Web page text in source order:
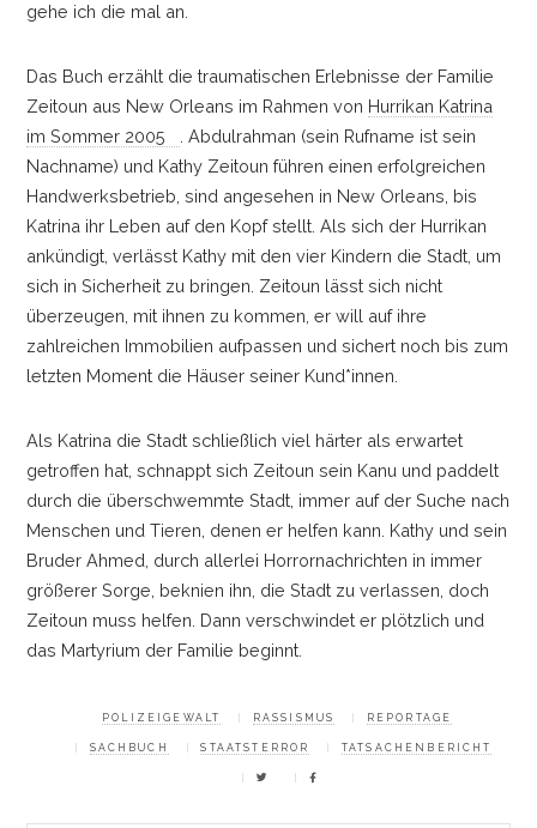
gehe ich die mal an.
Das Buch erzählt die traumatischen Erlebnisse der Familie
Zeitoun aus New Orleans im Rahmen von Hurrikan Katrina
im Sommer 2005
. Abdulrahman (sein Rufname ist sein
Nachname) und Kathy Zeitoun führen einen erfolgreichen
Handwerksbetrieb, sind angesehen in New Orleans, bis
Katrina ihr Leben auf den Kopf stellt. Als sich der Hurrikan
ankündigt, verlässt Kathy mit den vier Kindern die Stadt, um
sich in Sicherheit zu bringen. Zeitoun lässt sich nicht
überzeugen, mit ihnen zu kommen, er will auf ihre
zahlreichen Immobilien aufpassen und sichert noch bis zum
letzten Moment die Häuser seiner Kund*innen.
Als Katrina die Stadt schließlich viel härter als erwartet
getroffen hat, schnappt sich Zeitoun sein Kanu und paddelt
durch die überschwemmte Stadt, immer auf der Suche nach
Menschen und Tieren, denen er helfen kann. Kathy und sein
Bruder Ahmed, durch allerlei Horrornachrichten in immer
größerer Sorge, beknien ihn, die Stadt zu verlassen, doch
Zeitoun muss helfen. Dann verschwindet er plötzlich und
das Martyrium der Familie beginnt.
POLIZEIGEWALT RASSISMUS REPORTAGE
SACHBUCH STAATSTERROR TATSACHENBERICHT